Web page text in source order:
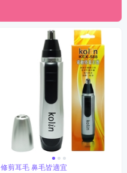
修剪耳毛 鼻毛皆適宜